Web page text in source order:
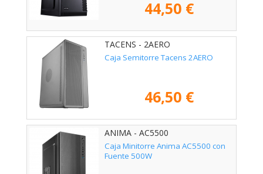
44,50 €
TACENS - 2AERO
Caja Semitorre Tacens 2AERO
46,50 €
ANIMA - AC5500
Caja Minitorre Anima AC5500 con
Fuente 500W